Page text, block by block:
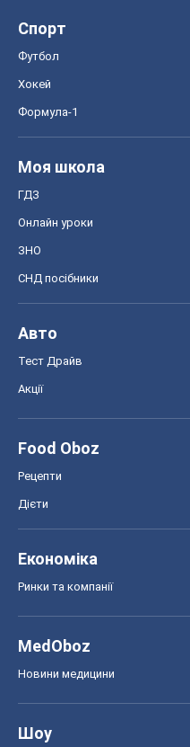
Спорт
Футбол
Хокей
Формула-1
Моя школа
ГДЗ
Онлайн уроки
ЗНО
СНД посібники
Авто
Тест Драйв
Акції
Food Oboz
Рецепти
Дієти
Економіка
Ринки та компанії
MedOboz
Новини медицини
Шоу